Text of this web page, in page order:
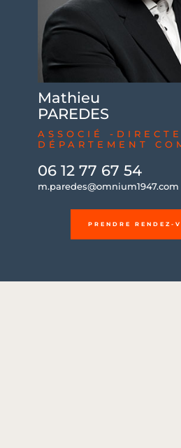
Mathieu
PAREDES
ASSOCIÉ -
DÉPARTEMENT
06 12 77 67 54
m.paredes@omnium1947.com
PRENDRE RENDEZ-